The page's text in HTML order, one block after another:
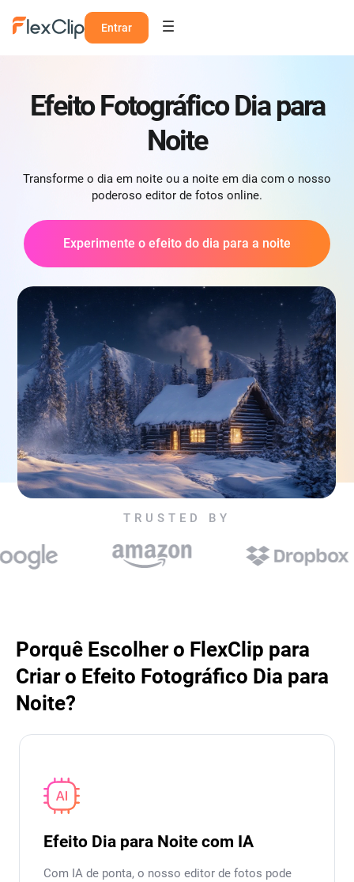
Entrar
Efeito Fotográfico Dia para
Noite
Transforme o dia em noite ou a noite em dia com o nosso
poderoso editor de fotos online.
Experimente o efeito do dia para a noite
TRUSTED BY
Porquê Escolher o FlexClip para
Criar o Efeito Fotográfico Dia para
Noite?
Efeito Dia para Noite com IA
Com IA de ponta, o nosso editor de fotos pode